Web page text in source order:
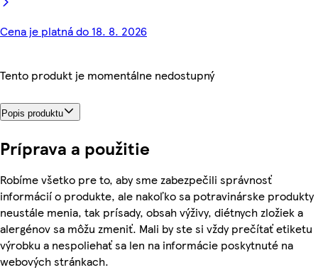
Cena je platná do 18. 8. 2026
Tento produkt je momentálne nedostupný
Popis produktu
Príprava a použitie
Robíme všetko pre to, aby sme zabezpečili správnosť
informácií o produkte, ale nakoľko sa potravinárske produkty
neustále menia, tak prísady, obsah výživy, diétnych zložiek a
alergénov sa môžu zmeniť. Mali by ste si vždy prečítať etiketu
výrobku a nespoliehať sa len na informácie poskytnuté na
webových stránkach.